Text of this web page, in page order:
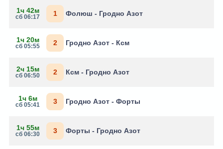
1ч 42м
сб 06:17 1 Фолюш - Гродно Азот
1ч 20м
сб 05:55 2 Гродно Азот - Ксм
2ч 15м
сб 06:50 2 Ксм - Гродно Азот
1ч 6м
сб 05:41 3 Гродно Азот - Форты
1ч 55м
сб 06:30 3 Форты - Гродно Азот